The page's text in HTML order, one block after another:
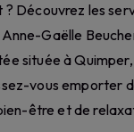
Découvrez les
Gaëlle
située à
vous emporter
être et de